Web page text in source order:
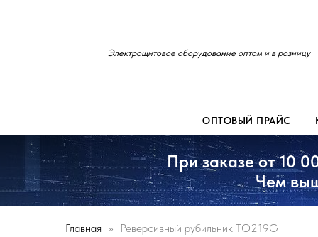
Электрощитовое оборудование оптом и в розницу
ОПТОВЫЙ ПРАЙС
При заказе от 10
Чем
Главная Реверсивный рубильник TO219G